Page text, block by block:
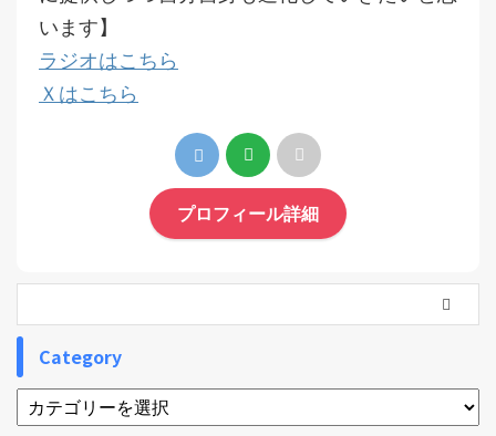
います】
ラジオはこちら
Ｘはこちら
プロフィール詳細
Category